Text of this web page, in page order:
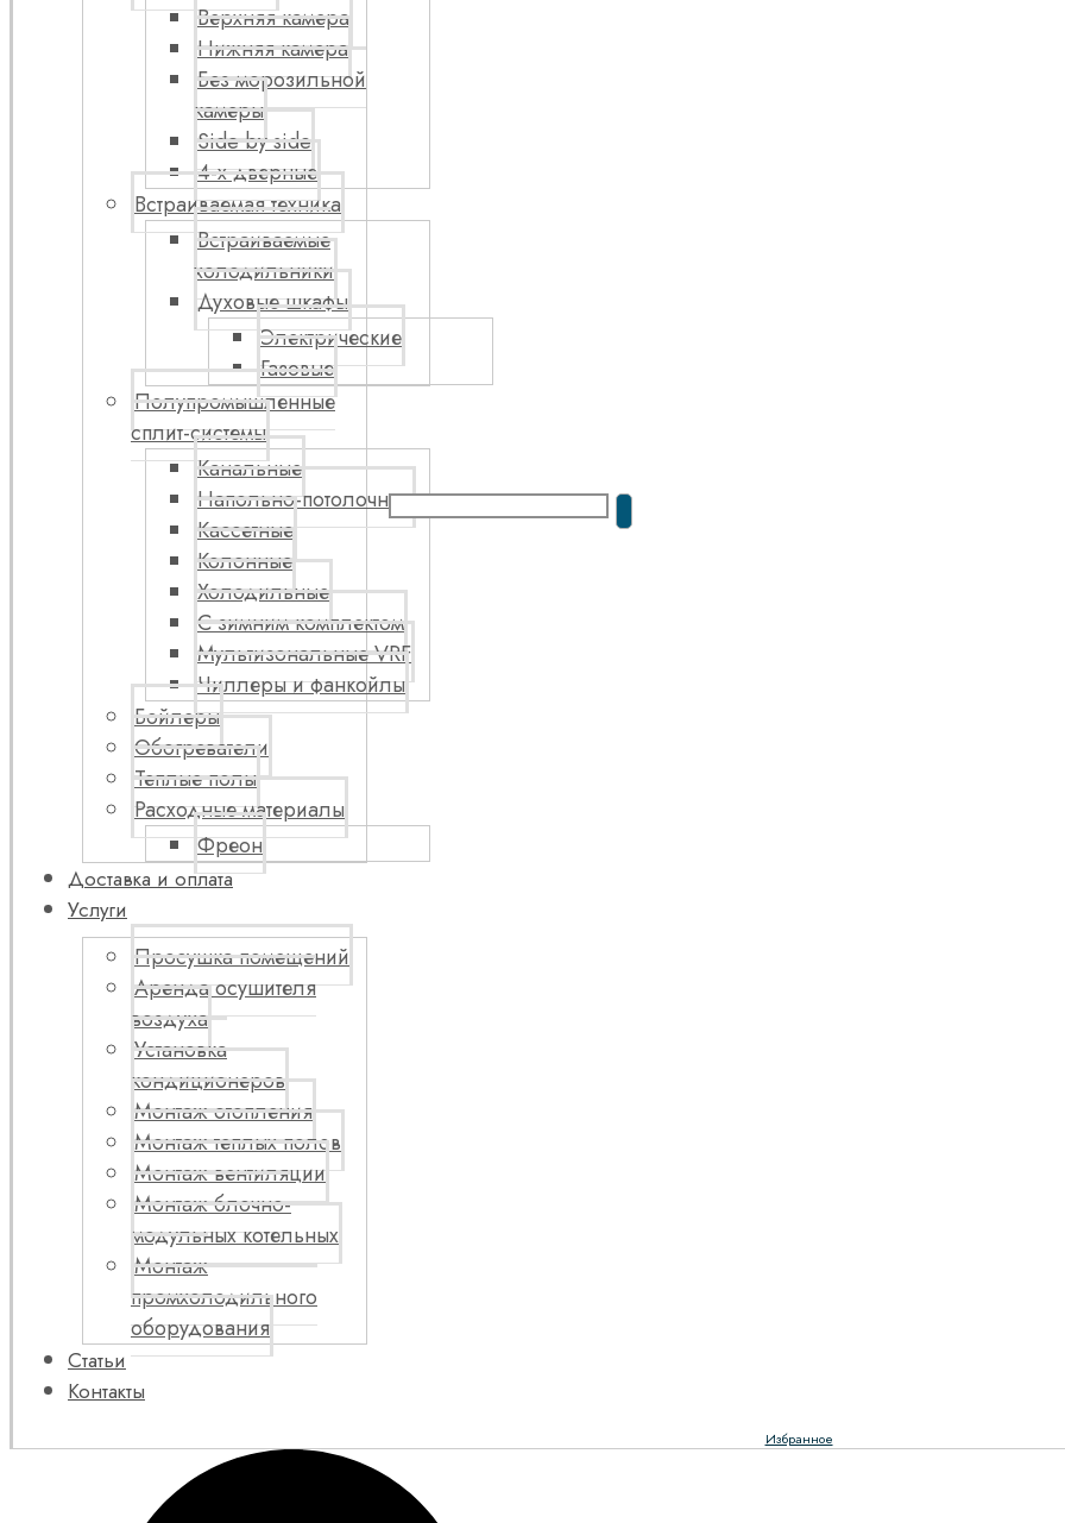
Верхняя камера
Нижняя камера
Без морозильной
камеры
Side by side
4-х дверные
Встраиваемая техника
Встраиваемые
холодильники
Духовые шкафы
Электрические
Газовые
Полупромышленные
сплит-системы
Канальные
Напольно-потолочные
Кассетные
Колонные
Холодильные
С зимним комплектом
Мультизональные VRF
Чиллеры и фанкойлы
Бойлеры
Обогреватели
Теплые полы
Расходные материалы
Фреон
Доставка и оплата
Услуги
Просушка помещений
Аренда осушителя
воздуха
Установка
кондиционеров
Монтаж отопления
Монтаж теплых полов
Монтаж вентиляции
Монтаж блочно-
модульных котельных
Монтаж
промхолодильного
оборудования
Статьи
Контакты
Избранное